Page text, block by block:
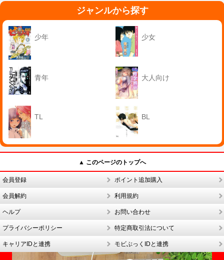
ジャンルから探す
少年 少女
青年 大人向け
TL BL
▲ このページのトップへ
会員登録 ポイント追加購入
会員解約 利用規約
ヘルプ お問い合わせ
プライバシーポリシー 特定商取引法について
キャリアIDと連携 モビぶっくIDと連携